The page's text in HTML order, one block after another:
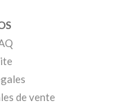
de vente